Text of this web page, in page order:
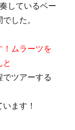
しているベー
した。
！ムラーツを
ツアーする
ます！